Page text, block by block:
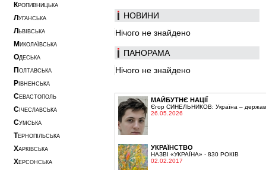
КРОПИВНИЦЬКА
Л УГАНСЬКА
Л ЬВІВСЬКА
М ИКОЛАЇВСЬКА
ОДЕСЬКА
П ОЛТАВСЬКА
Р ІВНЕНСЬКА
СЕВАСТОПОЛЬ
С ІЧЕСЛАВСЬКА
СУМСЬКА
ТЕРНОПІЛЬСЬКА
ХАРКІВСЬКА
ХЕРСОНСЬКА
НОВИНИ
Нічого не знайдено
ПАНОРАМА
Нічого не знайдено
МАЙБУТНЄ НАЦІЇ
Єгор СИНЕЛЬНИКОВ: Україна –
26.05.2026
УКРАЇНСТВО
НАЗВІ «УКРАЇНА» - 830 РОКІВ
02.02.2017